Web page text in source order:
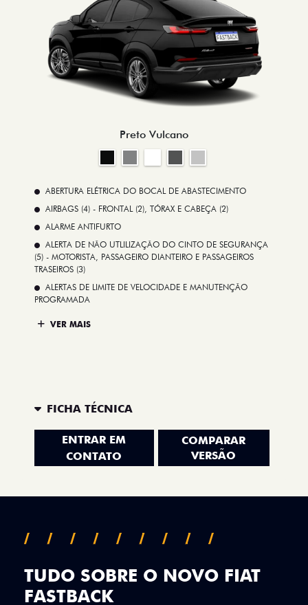
Preto Vulcano
ABERTURA ELÉTRICA DO BOCAL DE ABASTECIMENTO
AIRBAGS (4) - FRONTAL (2), TÓRAX E CABEÇA (2)
ALARME ANTIFURTO
ALERTA DE NÃO UTLILIZAÇÃO DO CINTO DE SEGURANÇA
(5) - MOTORISTA, PASSAGEIRO DIANTEIRO E PASSAGEIROS
TRASEIROS (3)
ALERTAS DE LIMITE DE VELOCIDADE E MANUTENÇÃO
PROGRAMADA
VER MAIS
FICHA TÉCNICA
ENTRAR EM
CONTATO
COMPARAR
VERSÃO
TUDO SOBRE O NOVO FIAT
FASTBACK